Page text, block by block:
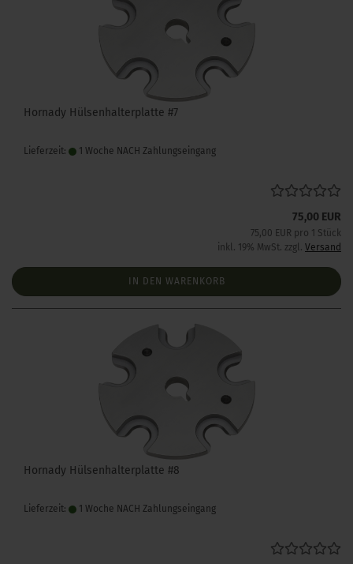
Hornady Hülsenhalterplatte #7
Lieferzeit: 1 Woche NACH Zahlungseingang
75,00 EUR
75,00 EUR pro 1 Stück
inkl. 19% MwSt. zzgl. Versand
IN DEN WARENKORB
Hornady Hülsenhalterplatte #8
Lieferzeit: 1 Woche NACH Zahlungseingang